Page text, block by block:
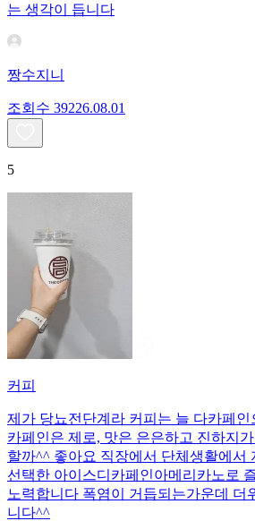
는 생각이 듭니다
짱수지니
조회수 39226.08.01
5
커피
제가 당뇨전단계라 커피는 늘 다카페인
카페인은 제로, 맛은 은은하고 진하지
할까^^ 좋아요 직장에서 단체생활에서
선택한 아이스디카페인아메리카노로
노력합니다 폭염이 거듭되는가운데 더
니다^^